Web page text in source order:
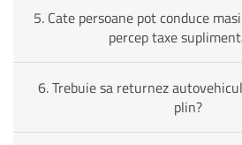
5. Cate persoane pot conduce
percep taxe
6. Trebuie sa returnez
plin?